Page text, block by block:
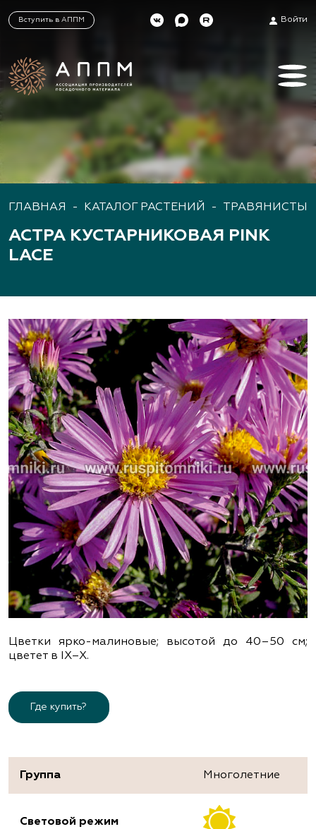
Вступить в АППМ Войти
ГЛАВНАЯ - КАТАЛОГ РАСТЕНИЙ -
АСТРА КУСТАРНИКОВАЯ PINK
LACE
Цветки ярко-малиновые; высотой до 40–50 см;
цветет в ІХ–Х.
Где купить?
Группа Многолетние
Световой режим